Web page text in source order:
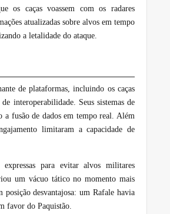
os caças voassem com os radares
atualizadas sobre alvos em tempo
a letalidade do ataque.
de plataformas, incluindo os caças
interoperabilidade. Seus sistemas de
a fusão de dados em tempo real. Além
limitaram a capacidade de
para evitar alvos militares
um vácuo tático no momento mais
desvantajosa: um Rafale havia
favor do Paquistão.